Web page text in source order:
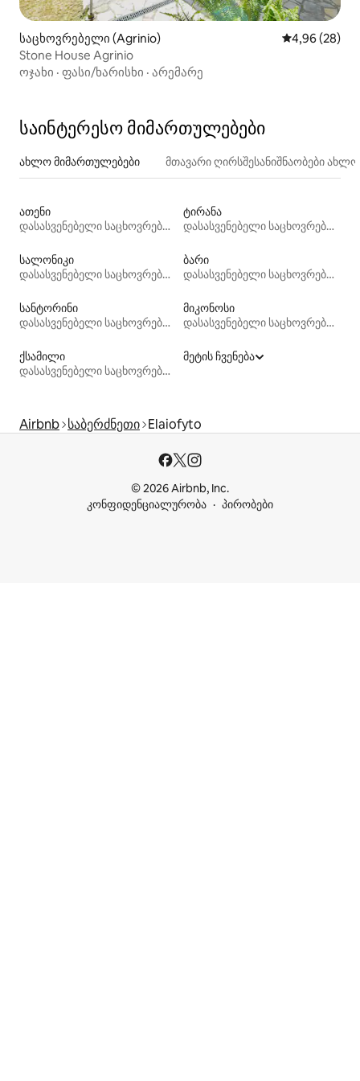
საცხოვრებელი (Agrinio) საშუალო
4,96 (28)
Stone House Agrinio
ოჯახი · ფასი/ხარისხი · არემარე
საინტერესო მიმართულებები
ახლო მიმართულებები მთავარი ღირსშესანიშნაობები
ათენი
დასასვენებელი საცხოვრებლები
ტირანა
დასასვენებელი საცხოვრებლები
სალონიკი
დასასვენებელი საცხოვრებლები
ბარი
დასასვენებელი საცხოვრებლები
სანტორინი
დასასვენებელი საცხოვრებლები
მიკონოსი
დასასვენებელი საცხოვრებლები
ქსამილი
დასასვენებელი საცხოვრებლები
მეტის ჩვენება
Airbnb საბერძნეთი Elaiofyto
© 2026 Airbnb, Inc.
კონფიდენციალურობა
პირობები